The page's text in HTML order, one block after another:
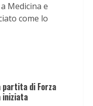
Medicina e
come lo
partita di Forza
iniziata